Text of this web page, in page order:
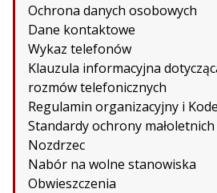
Ochrona danych osobowych
Dane kontaktowe
Wykaz telefonów
Klauzula informacyjna
rozmów telefonicznych
Regulamin organizacyjny i
Standardy ochrony
Nozdrzec
Nabór na wolne stanowiska
Obwieszczenia